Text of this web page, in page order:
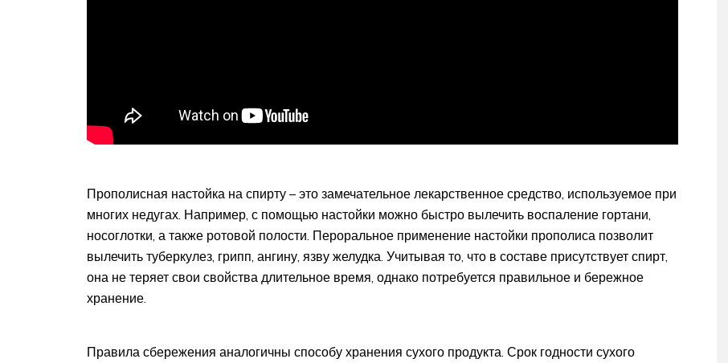
Прополисная настойка на спирту – это замечательное лекарственное средство, используемое при
многих недугах. Например, с помощью настойки можно быстро вылечить воспаление гортани,
носоглотки, а также ротовой полости. Пероральное применение настойки прополиса позволит
вылечить туберкулез, грипп, ангину, язву желудка. Учитывая то, что в составе присутствует спирт,
она не теряет свои свойства длительное время, однако потребуется правильное и бережное
хранение.
Правила сбережения аналогичны способу хранения сухого продукта. Срок годности сухого